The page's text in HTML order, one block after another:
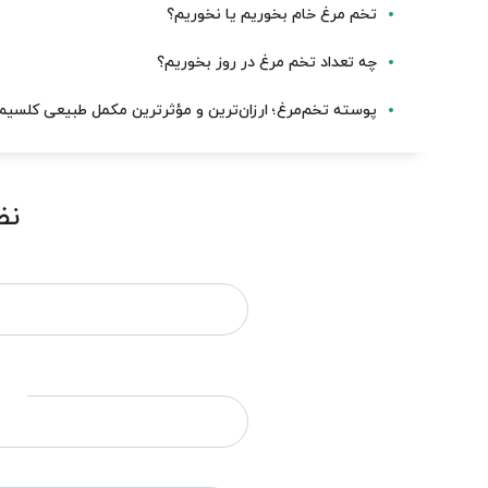
تخم مرغ خام بخوریم یا نخوریم؟
چه تعداد تخم مرغ در روز بخوریم؟
پوسته تخم‌مرغ؛ ارزان‌ترین و مؤثرترین مکمل طبیعی